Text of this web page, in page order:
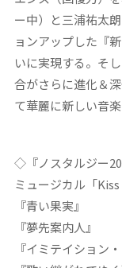
ー中）と三浦祐太
ョンアップした『
いに実現する。そ
合がさらに進化＆
て華麗に新しい音
◇『ノスタルジー
ミュージカル「
『青い果実』
『夢先案内人』
『イミテイション